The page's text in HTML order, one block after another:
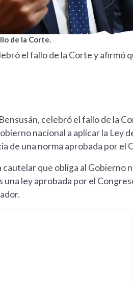
de la Corte.
el fallo de la Corte y afirmó
celebró el fallo de la
nacional a aplicar la Ley
de una norma aprobada por el
que obliga al Gobierno
una ley aprobada por el